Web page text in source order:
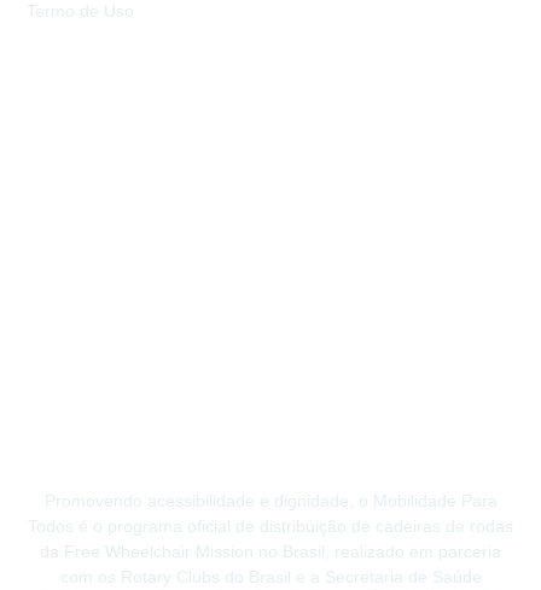
Promovendo acessibilidade e dignidade, o Mobilidade Para
Todos é o programa oficial de distribuição de cadeiras de rodas
da Free Wheelchair Mission no Brasil, realizado em parceria
com os Rotary Clubs do Brasil e a Secretaria de Saúde
Termo de Uso